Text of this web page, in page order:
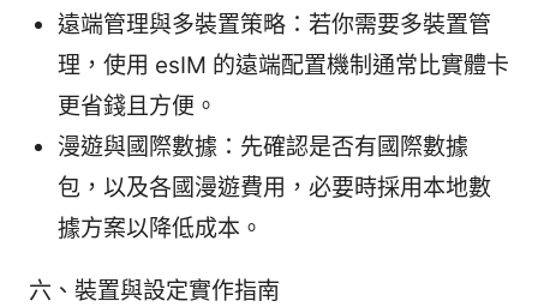
遠端管理與多裝置策略：若你需要多裝置管
理，使用 esIM 的遠端配置機制通常比實體卡
更省錢且方便。
漫遊與國際數據：先確認是否有國際數據
包，以及各國漫遊費用，必要時採用本地數
據方案以降低成本。
六、裝置與設定實作指南